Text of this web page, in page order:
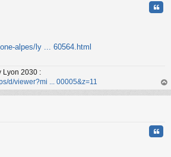
alpes/ly ... 60564.html
Lyon 2030 :
d/viewer?mi ... 00005&z=11
au